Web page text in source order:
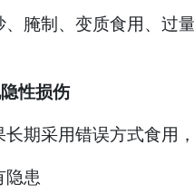
制、变质食用、过
性损伤
采用错误方式食用，
患